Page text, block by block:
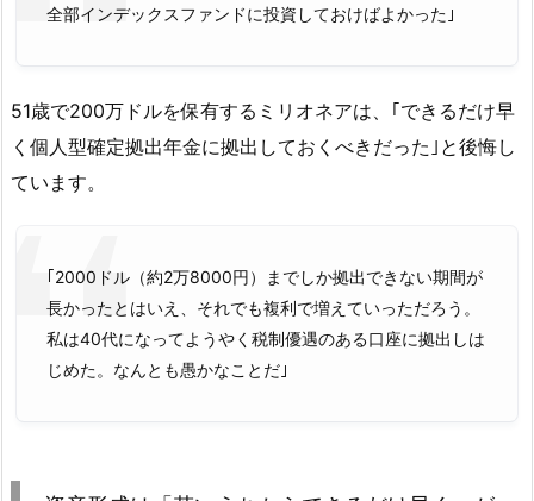
全部インデックスファンドに投資しておけばよかった｣
51歳で200万ドルを保有するミリオネアは、｢できるだけ早
く個人型確定拠出年金に拠出しておくべきだった｣と後悔し
ています。
｢2000ドル（約2万8000円）までしか拠出できない期間が
長かったとはいえ、それでも複利で増えていっただろう。
私は40代になってようやく税制優遇のある口座に拠出しは
じめた。なんとも愚かなことだ｣